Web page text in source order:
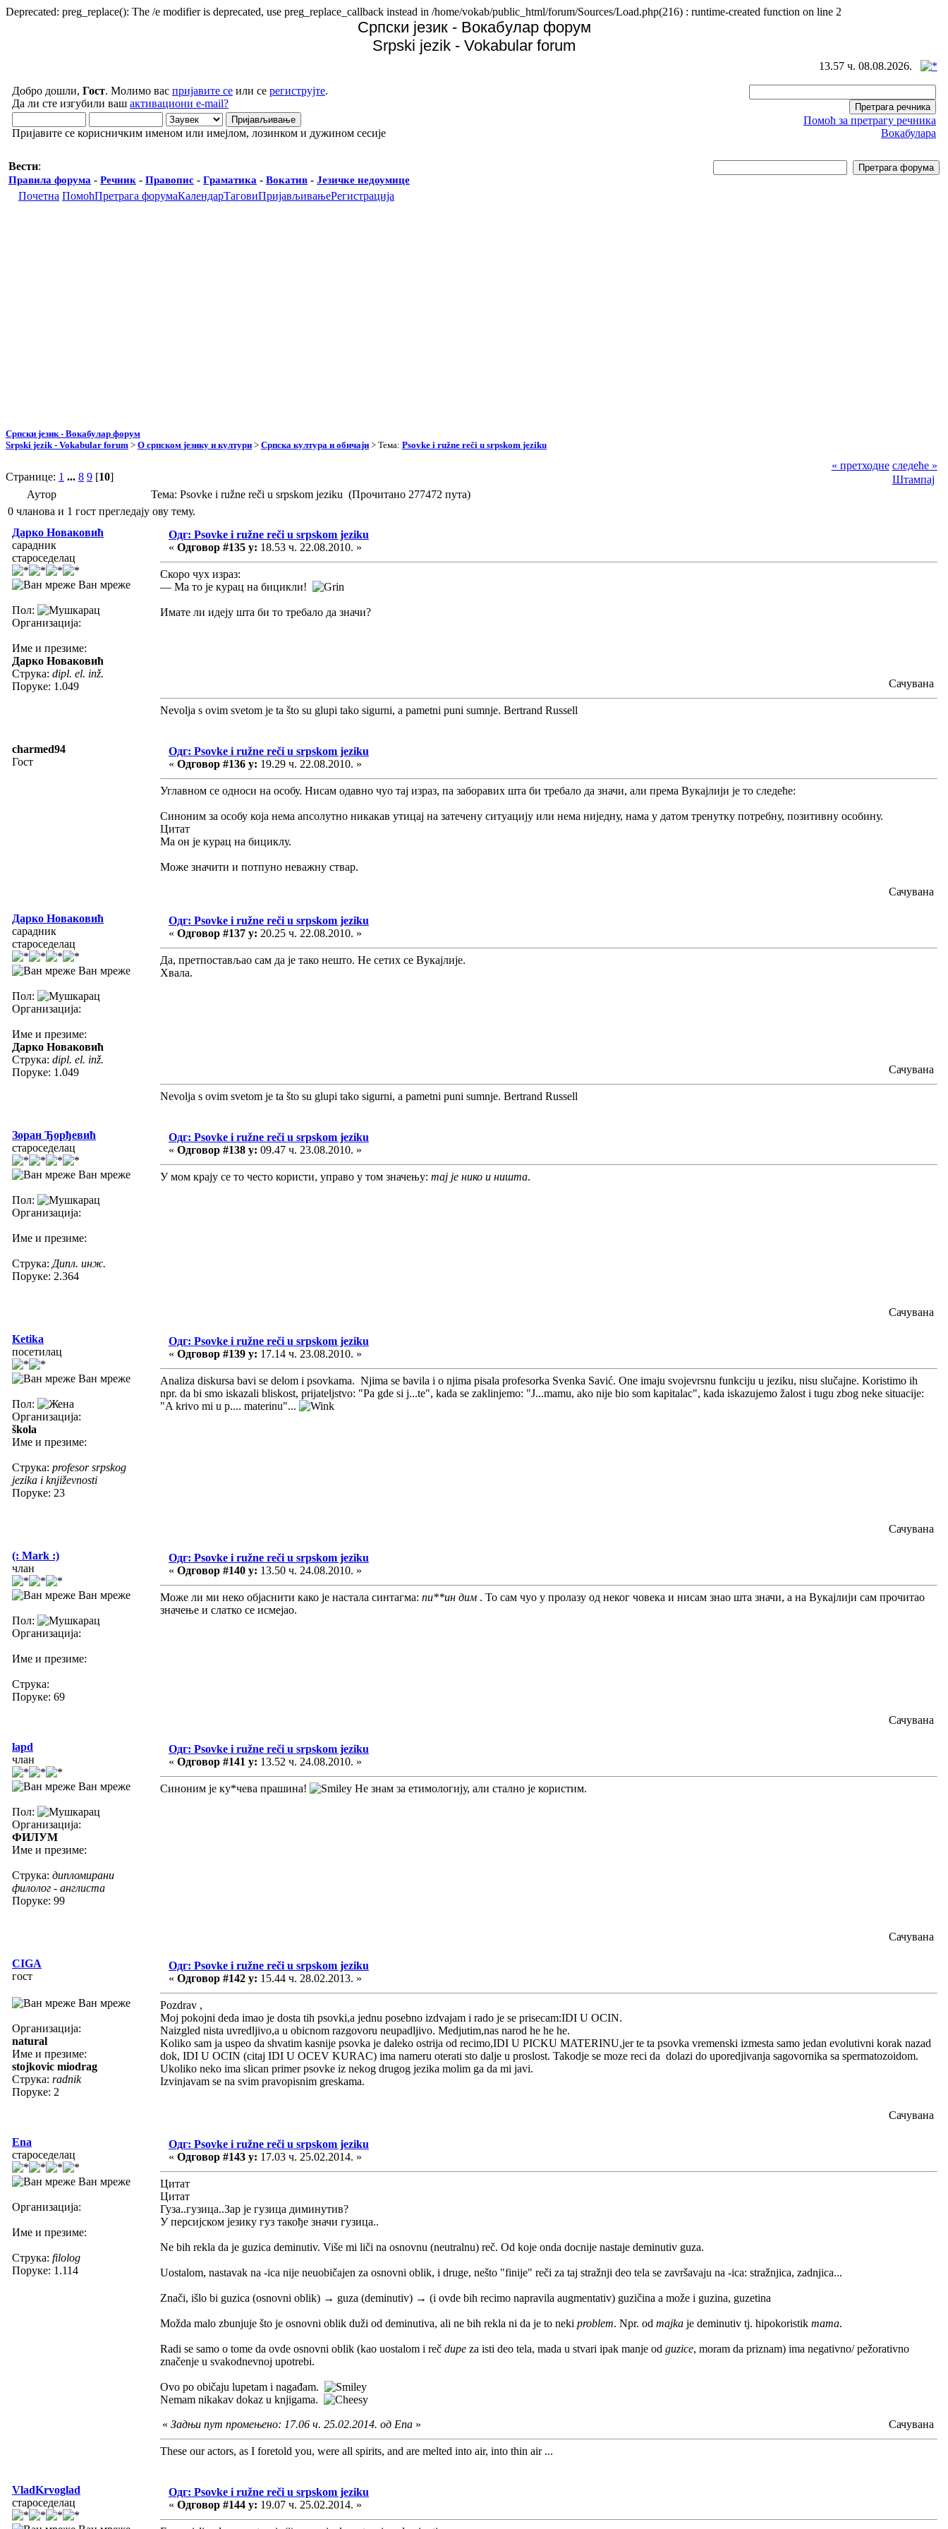
Deprecated: preg_replace(): The /e modifier is deprecated, use preg_replace_callback instead in /home/vokab/public_html/forum/Sources/Load.php(216) : runtime-created function on line 2
Српски језик - Вокабулар форум
Srpski jezik - Vokabular forum
13.57 ч. 08.08.2026.
Добро дошли, Гост. Молимо вас пријавите се или се региструјте.
Да ли сте изгубили ваш активациони e-mail?
Пријавите се корисничким именом или имејлом, лозинком и дужином сесије
Помоћ за претрагу речника
Вокабулара
Вести:
Правила форума - Речник - Правопис - Граматика - Вокатив - Језичке недоумице
Почетна ПомоћПретрага форумаКалендарТаговиПријављивањеРегистрација
Српски језик - Вокабулар форум
Srpski jezik - Vokabular forum > О српском језику и култури > Српска култура и обичаји > Тема: Psovke i ružne reči u srpskom jeziku
Странице: 1 ... 8 9 [10]
« претходне следеће »
Штампај
Аутор
Тема: Psovke i ružne reči u srpskom jeziku (Прочитано 277472 пута)
0 чланова и 1 гост прегледају ову тему.
Дарко Новаковић
сарадник
староседелац
Ван мреже
Пол:
Организација:
Име и презиме:
Дарко Новаковић
Струка: dipl. el. inž.
Поруке: 1.049
Одг: Psovke i ružne reči u srpskom jeziku
« Одговор #135 у: 18.53 ч. 22.08.2010. »
Скоро чух израз:
— Ма то је курац на бицикли!
Имате ли идеју шта би то требало да значи?
Сачувана
Nevolja s ovim svetom je ta što su glupi tako sigurni, a pametni puni sumnje. Bertrand Russell
charmed94
Гост
Одг: Psovke i ružne reči u srpskom jeziku
« Одговор #136 у: 19.29 ч. 22.08.2010. »
Углавном се односи на особу. Нисам одавно чуо тај израз, па заборавих шта би требало да значи, али према Вукајлији је то следеће:
Синоним за особу која нема апсолутно никакав утицај на затечену ситуацију или нема ниједну, нама у датом тренутку потребну, позитивну особину.
Цитат
Ма он је курац на бициклу.
Може значити и потпуно неважну ствар.
Сачувана
Дарко Новаковић
сарадник
староседелац
Ван мреже
Пол:
Организација:
Име и презиме:
Дарко Новаковић
Струка: dipl. el. inž.
Поруке: 1.049
Одг: Psovke i ružne reči u srpskom jeziku
« Одговор #137 у: 20.25 ч. 22.08.2010. »
Да, претпостављао сам да је тако нешто. Не сетих се Вукајлије.
Хвала.
Сачувана
Nevolja s ovim svetom je ta što su glupi tako sigurni, a pametni puni sumnje. Bertrand Russell
Зоран Ђорђевић
староседелац
Ван мреже
Пол:
Организација:
Име и презиме:
Струка: Дипл. инж.
Поруке: 2.364
Одг: Psovke i ružne reči u srpskom jeziku
« Одговор #138 у: 09.47 ч. 23.08.2010. »
У мом крају се то често користи, управо у том значењу: тај је нико и ништа.
Сачувана
Ketika
посетилац
Ван мреже
Пол:
Организација:
škola
Име и презиме:
Струка: profesor srpskog
jezika i književnosti
Поруке: 23
Одг: Psovke i ružne reči u srpskom jeziku
« Одговор #139 у: 17.14 ч. 23.08.2010. »
Analiza diskursa bavi se delom i psovkama. Njima se bavila i o njima pisala profesorka Svenka Savić. One imaju svojevrsnu funkciju u jeziku, nisu slučajne. Koristimo ih
npr. da bi smo iskazali bliskost, prijateljstvo: "Pa gde si j...te", kada se zaklinjemo: "J...mamu, ako nije bio som kapitalac", kada iskazujemo žalost i tugu zbog neke situacije:
"A krivo mi u p.... materinu"...
Сачувана
(: Mark :)
члан
Ван мреже
Пол:
Организација:
Име и презиме:
Струка:
Поруке: 69
Одг: Psovke i ružne reči u srpskom jeziku
« Одговор #140 у: 13.50 ч. 24.08.2010. »
Може ли ми неко објаснити како је настала синтагма: пи**ин дим . То сам чуо у пролазу од неког човека и нисам знао шта значи, а на Вукајлији сам прочитао
значење и слатко се исмејао.
Сачувана
lapd
члан
Ван мреже
Пол:
Организација:
ФИЛУМ
Име и презиме:
Струка: дипломирани
филолог - англиста
Поруке: 99
Одг: Psovke i ružne reči u srpskom jeziku
« Одговор #141 у: 13.52 ч. 24.08.2010. »
Синоним је ку*чева прашина! Не знам за етимологију, али стално је користим.
Сачувана
CIGA
гост
Ван мреже
Организација:
natural
Име и презиме:
stojkovic miodrag
Струка: radnik
Поруке: 2
Одг: Psovke i ružne reči u srpskom jeziku
« Одговор #142 у: 15.44 ч. 28.02.2013. »
Pozdrav ,
Moj pokojni deda imao je dosta tih psovki,a jednu posebno izdvajam i rado je se prisecam:IDI U OCIN.
Naizgled nista uvredljivo,a u obicnom razgovoru neupadljivo. Medjutim,nas narod he he he.
Koliko sam ja uspeo da shvatim kasnije psovka je daleko ostrija od recimo,IDI U PICKU MATERINU,jer te ta psovka vremenski izmesta samo jedan evolutivni korak nazad
dok, IDI U OCIN (citaj IDI U OCEV KURAC) ima nameru oterati sto dalje u proslost. Takodje se moze reci da dolazi do uporedjivanja sagovornika sa spermatozoidom.
Ukoliko neko ima slican primer psovke iz nekog drugog jezika molim ga da mi javi.
Izvinjavam se na svim pravopisnim greskama.
Сачувана
Ena
староседелац
Ван мреже
Организација:
Име и презиме:
Струка: filolog
Поруке: 1.114
Одг: Psovke i ružne reči u srpskom jeziku
« Одговор #143 у: 17.03 ч. 25.02.2014. »
Цитат
Цитат
Гуза..гузица..Зар је гузица диминутив?
У персијском језику гуз такође значи гузица..
Ne bih rekla da je guzica deminutiv. Više mi liči na osnovnu (neutralnu) reč. Od koje onda docnije nastaje deminutiv guza.
Uostalom, nastavak na -ica nije neuobičajen za osnovni oblik, i druge, nešto "finije" reči za taj stražnji deo tela se završavaju na -ica: stražnjica, zadnjica...
Znači, išlo bi guzica (osnovni oblik) → guza (deminutiv) → (i ovde bih recimo napravila augmentativ) guzičina a može i guzina, guzetina
Možda malo zbunjuje što je osnovni oblik duži od deminutiva, ali ne bih rekla ni da je to neki problem. Npr. od majka je deminutiv tj. hipokoristik mama.
Radi se samo o tome da ovde osnovni oblik (kao uostalom i reč dupe za isti deo tela, mada u stvari ipak manje od guzice, moram da priznam) ima negativno/ pežorativno
značenje u svakodnevnoj upotrebi.
Ovo po običaju lupetam i nagađam.
Nemam nikakav dokaz u knjigama.
« Задњи пут промењено: 17.06 ч. 25.02.2014. од Ena » Сачувана
These our actors, as I foretold you, were all spirits, and are melted into air, into thin air ...
VladKrvoglad
староседелац
Одг: Psovke i ružne reči u srpskom jeziku
« Одговор #144 у: 19.07 ч. 25.02.2014. »